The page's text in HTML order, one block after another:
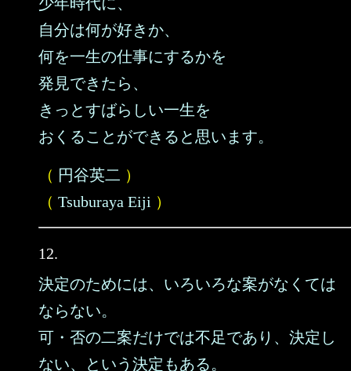
自分は何が好きか、
何を一生の仕事にするかを
発見できたら、
きっとすばらしい一生を
おくることができると思います。
（ 円谷英二 ）
（ Tsuburaya Eiji ）
12.
決定のためには、いろいろな案がなくては
ならない。
可・否の二案だけでは不足であり、決定し
ない、という決定もある。